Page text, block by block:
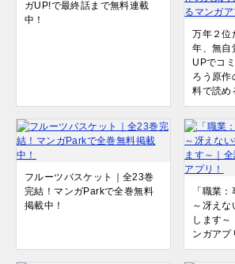
ガUP!で最終話まで無料連載
中！
万年２位
年、無自
UPでコ
ろう原作
料で読め
フルーツバスケット｜全23巻
完結！マンガParkで全巻無料
掲載中！
「職業
～冴えな
します～
ンガアプ